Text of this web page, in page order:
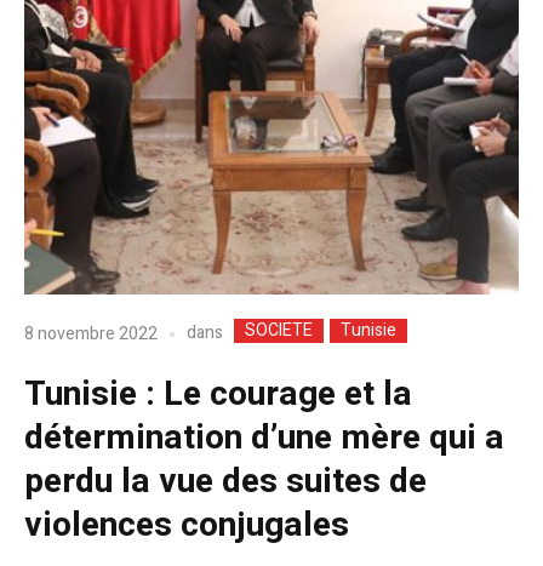
8 novembre 2022 dans SOCIETE Tunisie
Tunisie : Le courage et la
détermination d’une mère qui a
perdu la vue des suites de
violences conjugales